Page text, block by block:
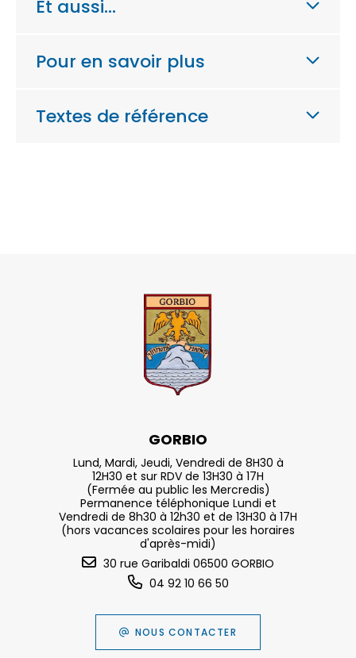
Et aussi…
Pour en savoir plus
Textes de référence
GORBIO
Lund, Mardi, Jeudi, Vendredi de 8H30 à
12H30 et sur RDV de 13H30 à 17H
(Fermée au public les Mercredis)
Permanence téléphonique Lundi et
Vendredi de 8h30 à 12h30 et de 13H30 à 17H
(hors vacances scolaires pour les horaires
d'après-midi)
30 rue Garibaldi 06500 GORBIO
04 92 10 66 50
NOUS CONTACTER